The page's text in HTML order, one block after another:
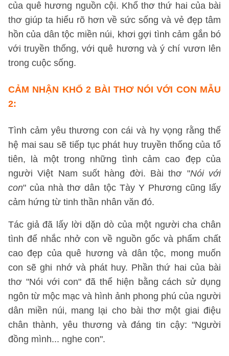
của quê hương nguồn cội. Khổ thơ thứ hai của bài
thơ giúp ta hiểu rõ hơn về sức sống và vẻ đẹp tâm
hồn của dân tộc miền núi, khơi gợi tình cảm gắn bó
với truyền thống, với quê hương và ý chí vươn lên
trong cuộc sống.
CẢM NHẬN KHỔ 2 BÀI THƠ NÓI VỚI CON MẪU
2:
Tình cảm yêu thương con cái và hy vọng rằng thế
hệ mai sau sẽ tiếp tục phát huy truyền thống của tổ
tiên, là một trong những tình cảm cao đẹp của
người Việt Nam suốt hàng đời. Bài thơ "Nói với
con" của nhà thơ dân tộc Tày Y Phương cũng lấy
cảm hứng từ tinh thần nhân văn đó.
Tác giả đã lấy lời dặn dò của một người cha chân
tình để nhắc nhở con về nguồn gốc và phẩm chất
cao đẹp của quê hương và dân tộc, mong muốn
con sẽ ghi nhớ và phát huy. Phần thứ hai của bài
thơ "Nói với con" đã thể hiện bằng cách sử dụng
ngôn từ mộc mạc và hình ảnh phong phú của người
dân miền núi, mang lại cho bài thơ một giai điệu
chân thành, yêu thương và đáng tin cậy: "Người
đồng mình... nghe con".